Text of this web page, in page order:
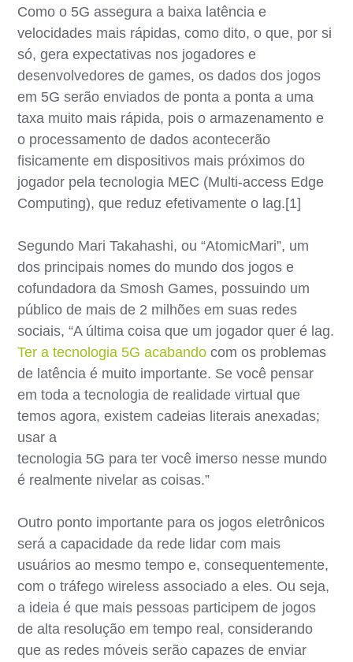
Como o 5G assegura a baixa latência e
velocidades mais rápidas, como dito, o que, por si
só, gera expectativas nos jogadores e
desenvolvedores de games, os dados dos jogos
em 5G serão enviados de ponta a ponta a uma
taxa muito mais rápida, pois o armazenamento e
o processamento de dados acontecerão
fisicamente em dispositivos mais próximos do
jogador pela tecnologia MEC (Multi-access Edge
Computing), que reduz efetivamente o lag.[1]
Segundo Mari Takahashi, ou “AtomicMari”, um
dos principais nomes do mundo dos jogos e
cofundadora da Smosh Games, possuindo um
público de mais de 2 milhões em suas redes
sociais, “A última coisa que um jogador quer é lag.
Ter a tecnologia 5G acabando com os problemas
de latência é muito importante. Se você pensar
em toda a tecnologia de realidade virtual que
temos agora, existem cadeias literais anexadas;
usar a
tecnologia 5G para ter você imerso nesse mundo
é realmente nivelar as coisas.”
Outro ponto importante para os jogos eletrônicos
será a capacidade da rede lidar com mais
usuários ao mesmo tempo e, consequentemente,
com o tráfego wireless associado a eles. Ou seja,
a ideia é que mais pessoas participem de jogos
de alta resolução em tempo real, considerando
que as redes móveis serão capazes de enviar